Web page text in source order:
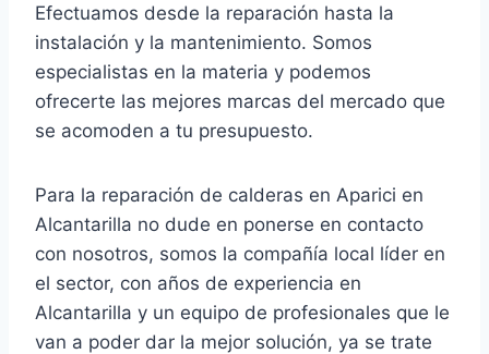
Efectuamos desde la reparación hasta la
instalación y la mantenimiento. Somos
especialistas en la materia y podemos
ofrecerte las mejores marcas del mercado que
se acomoden a tu presupuesto.
Para la reparación de calderas en Aparici en
Alcantarilla no dude en ponerse en contacto
con nosotros, somos la compañía local líder en
el sector, con años de experiencia en
Alcantarilla y un equipo de profesionales que le
van a poder dar la mejor solución, ya se trate